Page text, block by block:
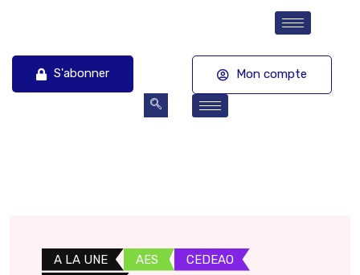
S'abonner Mon compte
A LA UNE AES
CEDEAO